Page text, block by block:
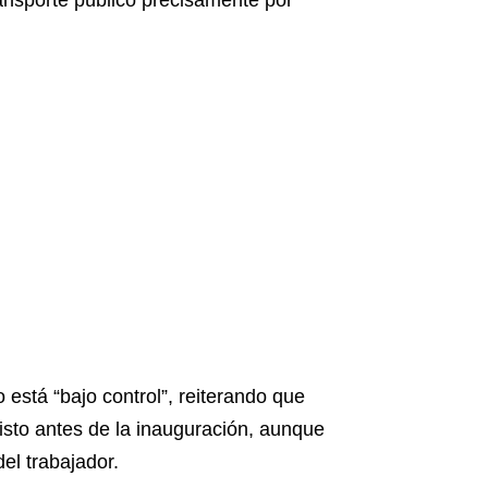
“bajo control”, reiterando que
antes de la inauguración, aunque
trabajador.